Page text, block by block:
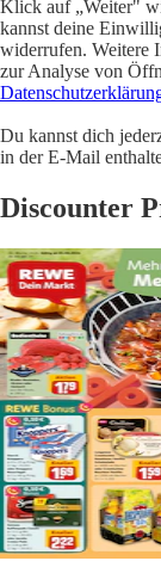
Klick auf „Weiter"
kannst deine
widerrufen. Weitere
zur Analyse von
Du kannst dich
in der E-Mail
Discounter